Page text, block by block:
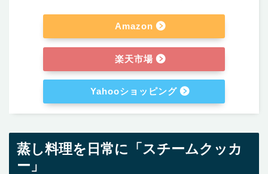
Amazon
楽天市場
Yahooショッピング
蒸し料理を日常に「スチームクッカ
ー」